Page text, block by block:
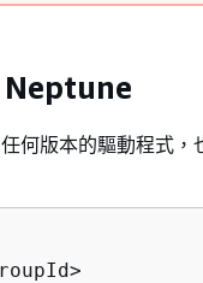
Neptune
何版本的驅動程式，